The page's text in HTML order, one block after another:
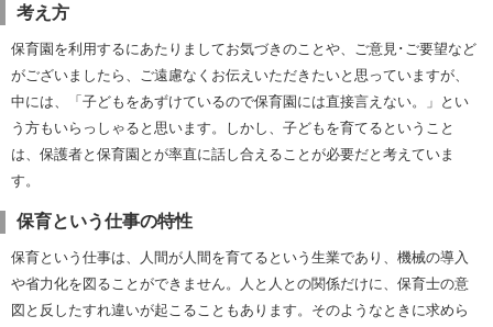
考え方
保育園を利用するにあたりましてお気づきのことや、ご意見･ご要望など
がございましたら、ご遠慮なくお伝えいただきたいと思っていますが、
中には、「子どもをあずけているので保育園には直接言えない。」とい
う方もいらっしゃると思います。しかし、子どもを育てるということ
は、保護者と保育園とが率直に話し合えることが必要だと考えていま
す。
保育という仕事の特性
保育という仕事は、人間が人間を育てるという生業であり、機械の導入
や省力化を図ることができません。人と人との関係だけに、保育士の意
図と反したすれ違いが起こることもあります。そのようなときに求めら